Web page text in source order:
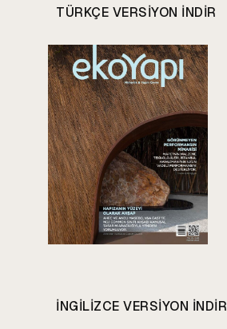
TÜRKÇE VERSIYON INDIR
INGILIZCE VERSIYON INDIR